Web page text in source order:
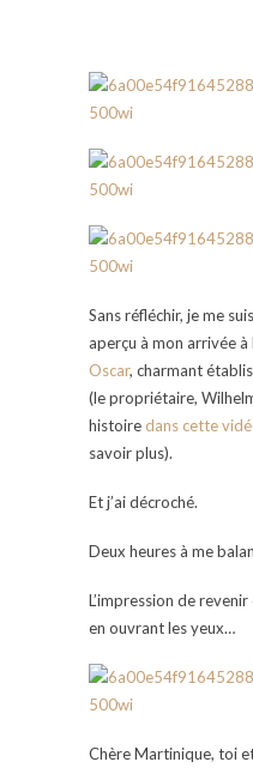
Sans réfléchir, je me
aperçu à mon arrivée à
Oscar, charmant
(le propriétaire,
histoire dans cette
savoir plus).
Et j’ai décroché.
Deux heures à me
L’impression de
en ouvrant les yeux…
Chère Martinique, toi